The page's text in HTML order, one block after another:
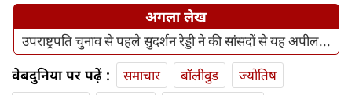
अगला लेख
उपराष्ट्रपति चुनाव से पहले सुदर्शन रेड्डी ने की सांसदों से यह अपील...
वेबदुनिया पर पढ़ें : समाचार बॉलीवुड
ज्योतिष